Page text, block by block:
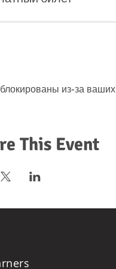
из-за
This Event